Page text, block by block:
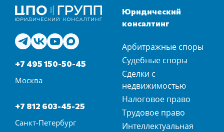
+7 495 150-50-45
Москва
+7 812 603-45-25
Санкт-Петербург
Юридический
консалтинг
Арбитражные споры
Судебные споры
Сделки с
недвижимостью
Налоговое право
Трудовое право
Интеллектуальная